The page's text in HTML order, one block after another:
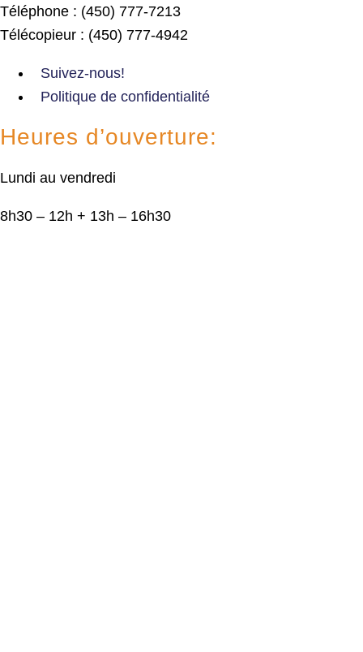
Téléphone : (450) 777-7213
Télécopieur : (450) 777-4942
Suivez-nous!
Politique de confidentialité
Heures d’ouverture:
Lundi au vendredi
8h30 – 12h + 13h – 16h30